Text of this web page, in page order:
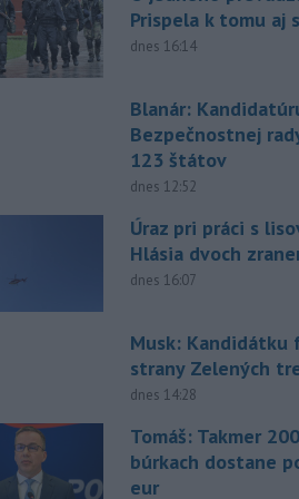
Prispela k tomu aj
dnes 16:14
Blanár:
Bezpečnostnej
123 štátov
dnes 12:52
Úraz pri práci s
Hlásia dvoch
dnes 16:07
Musk: Kandidátku
strany Zelených
dnes 14:28
Tomáš: Takmer
búrkach dostane
eur